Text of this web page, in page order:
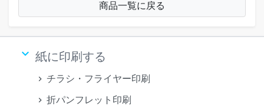
商品一覧に戻る
keyboard_arrow_down 紙に印刷する
チラシ・フライヤー印刷
折パンフレット印刷